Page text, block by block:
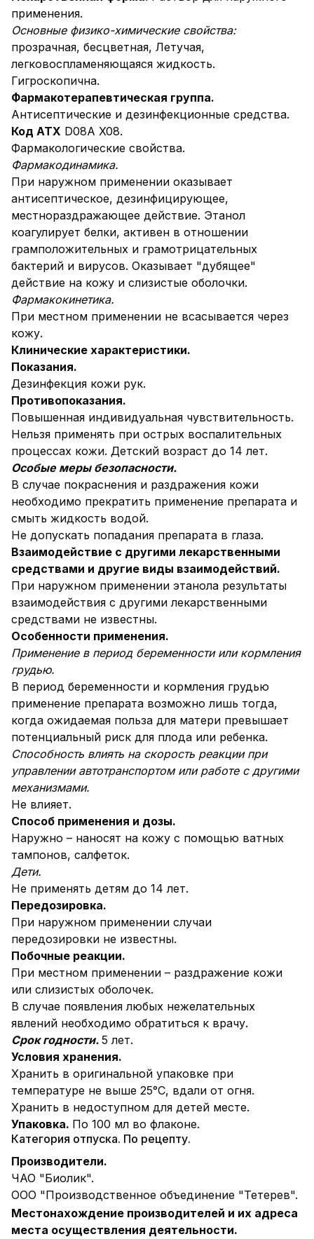
применения.
Основные физико-химические свойства:
прозрачная, бесцветная, Летучая,
легковоспламеняющаяся жидкость.
Гигроскопична.
Фармакотерапевтическая группа.
Антисептические и дезинфекционные средства.
Код АТХ D08A X08.
Фармакологические свойства.
Фармакодинамика.
При наружном применении оказывает
антисептическое, дезинфицирующее,
местнораздражающее действие. Этанол
коагулирует белки, активен в отношении
грамположительных и грамотрицательных
бактерий и вирусов. Оказывает "дубящее"
действие на кожу и слизистые оболочки.
Фармакокинетика.
При местном применении не всасывается через
кожу.
Клинические характеристики.
Показания.
Дезинфекция кожи рук.
Противопоказания.
Повышенная индивидуальная чувствительность.
Нельзя применять при острых воспалительных
процессах кожи. Детский возраст до 14 лет.
Особые меры безопасности.
В случае покраснения и раздражения кожи
необходимо прекратить применение препарата и
смыть жидкость водой.
Не допускать попадания препарата в глаза.
Взаимодействие с другими лекарственными
средствами и другие виды взаимодействий.
При наружном применении этанола результаты
взаимодействия с другими лекарственными
средствами не известны.
Особенности применения.
Применение в период беременности или кормления
грудью.
В период беременности и кормления грудью
применение препарата возможно лишь тогда,
когда ожидаемая польза для матери превышает
потенциальный риск для плода или ребенка.
Способность влиять на скорость реакции при
управлении автотранспортом или работе с другими
механизмами.
Не влияет.
Способ применения и дозы.
Наружно – наносят на кожу с помощью ватных
тампонов, салфеток.
Дети.
Не применять детям до 14 лет.
Передозировка.
При наружном применении случаи
передозировки не известны.
Побочные реакции.
При местном применении – раздражение кожи
или слизистых оболочек.
В случае появления любых нежелательных
явлений необходимо обратиться к врачу.
Срок годности. 5 лет.
Условия хранения.
Хранить в оригинальной упаковке при
температуре не выше 25°С, вдали от огня.
Хранить в недоступном для детей месте.
Упаковка. По 100 мл во флаконе.
Категория отпуска. По рецепту.
Производители.
ЧАО "Биолик".
ООО "Производственное объединение "Тетерев".
Местонахождение производителей и их адреса
места осуществления деятельности.